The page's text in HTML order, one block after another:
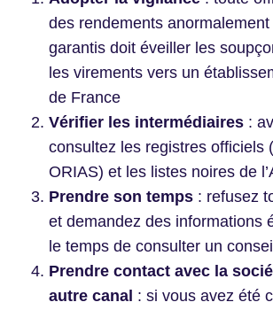
des rendements
garantis doit éveiller les
les virements vers un
de France
Vérifier les intermédiaires :
consultez les registres officiels
ORIAS) et les listes noires de
Prendre son temps : refusez
et demandez des informations
le temps de consulter un
Prendre contact avec la
autre canal : si vous avez été